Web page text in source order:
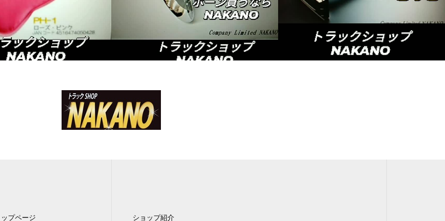
プページ ショップ紹介